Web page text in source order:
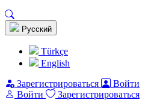
Pусский
Türkçe
English
Зарегистрироваться
Войти
Войти
Зарегистрироваться